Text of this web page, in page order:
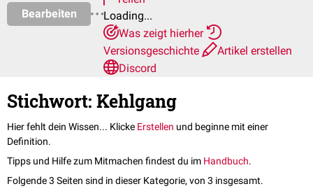
Bearbeiten
Loading...
Was zeigt hierher
Versionsgeschichte
Artikel erstellen
Discord
Stichwort: Kehlgang
Hier fehlt dein Wissen... Klicke Erstellen und beginne mit einer
Definition.
Tipps und Hilfe zum Mitmachen findest du im Handbuch.
Folgende 3 Seiten sind in dieser Kategorie, von 3 insgesamt.